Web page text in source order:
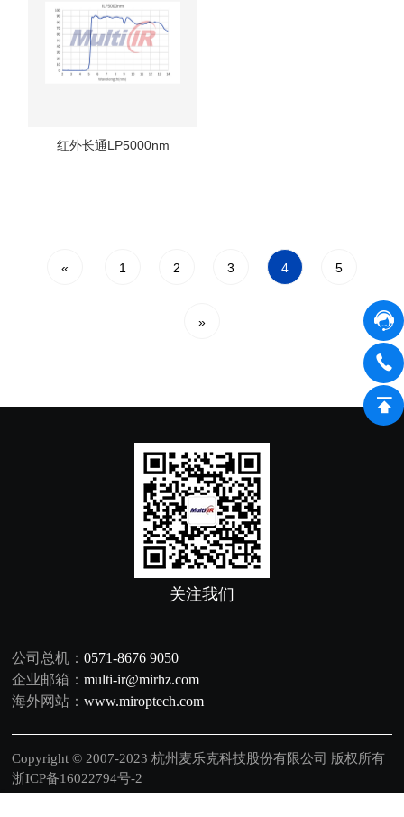
红外长通LP5000nm
« 1 2 3 4 5
»
关注我们
公司总机：0571-8676 9050
企业邮箱：multi-ir@mirhz.com
海外网站：www.miroptech.com
Copyright © 2007-2023 杭州麦乐克科技股份有限公司 版权所有
浙ICP备16022794号-2